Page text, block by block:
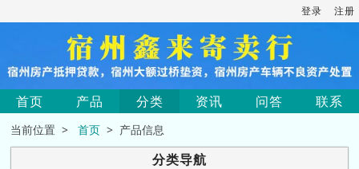
登录 注册
首页 产品 分类 资讯 问答 联系
当前位置 >首页 > 产品信息
分类导航